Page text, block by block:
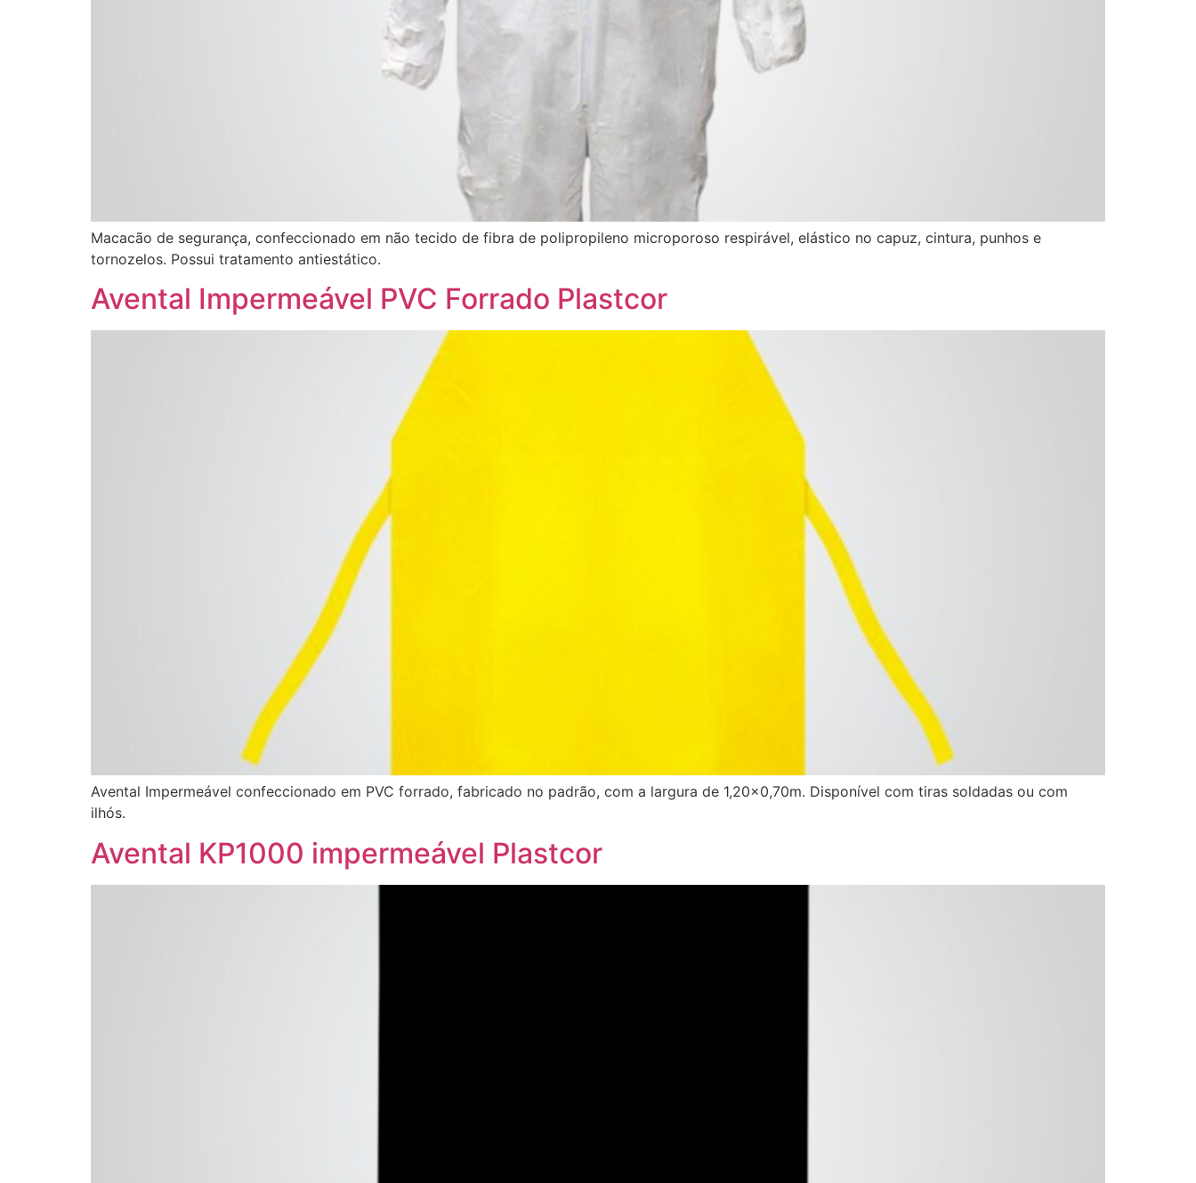
Macacão de segurança, confeccionado em não tecido de fibra de polipropileno microporoso respirável, elástico no capuz, cintura, punhos e
tornozelos. Possui tratamento antiestático.
Avental Impermeável PVC Forrado Plastcor
Avental Impermeável confeccionado em PVC forrado, fabricado no padrão, com a largura de 1,20×0,70m. Disponível com tiras soldadas ou com
ilhós.
Avental KP1000 impermeável Plastcor